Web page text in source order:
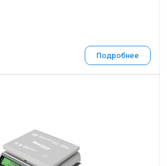
Подробнее